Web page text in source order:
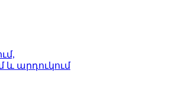
և արդուկում